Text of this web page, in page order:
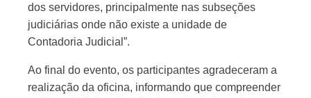
dos servidores, principalmente nas subseções
judiciárias onde não existe a unidade de
Contadoria Judicial”.
Ao final do evento, os participantes agradeceram a
realização da oficina, informando que compreender